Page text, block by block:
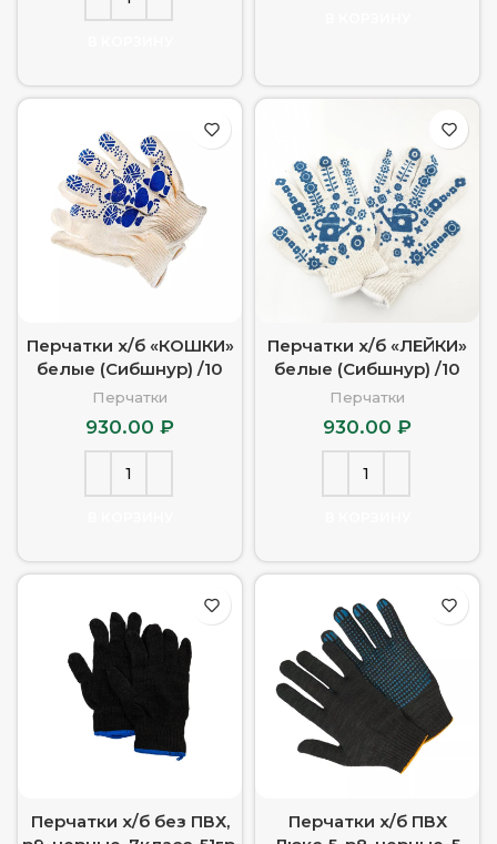
Перчатки х/б «КОШКИ»
белые (Сибшнур) /10
Перчатки
930.00 ₽
Перчатки х/б «ЛЕЙКИ»
белые (Сибшнур) /10
Перчатки
930.00 ₽
Перчатки х/б без ПВХ,
Перчатки х/б ПВХ